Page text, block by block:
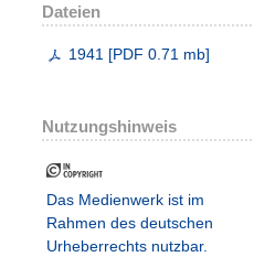
Dateien
1941 [PDF 0.71 mb]
Nutzungshinweis
Das Medienwerk ist im
Rahmen des deutschen
Urheberrechts nutzbar.